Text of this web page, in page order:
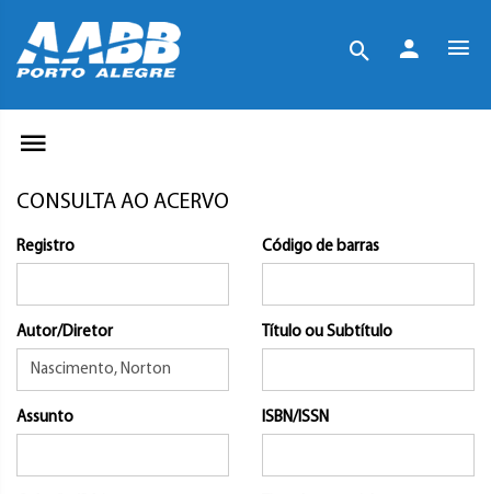
CONSULTA AO ACERVO
Registro Código de barras
Autor/Diretor Título ou Subtítulo
Assunto ISBN/ISSN